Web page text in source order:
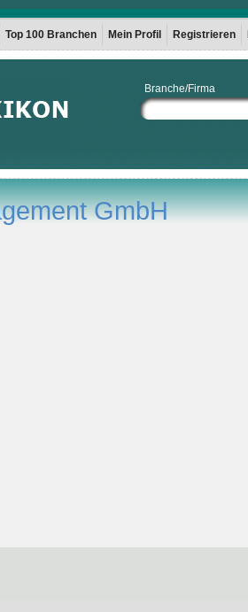
Top 100 Branchen Mein Profil Registrieren
Branche/Firma
GmbH